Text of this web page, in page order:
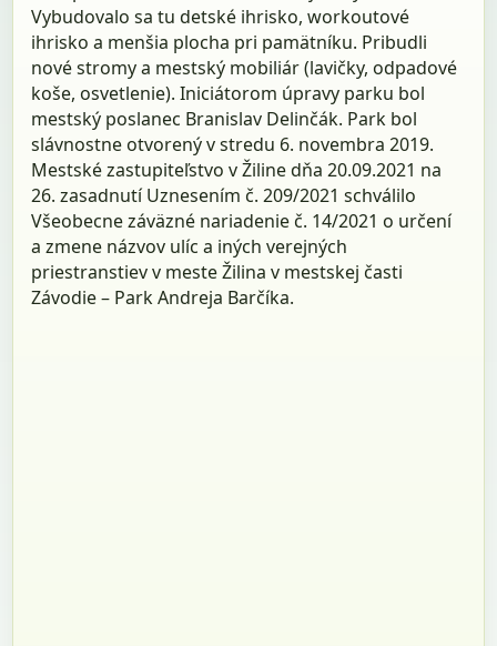
Vybudovalo sa tu detské ihrisko, workoutové
ihrisko a menšia plocha pri pamätníku. Pribudli
nové stromy a mestský mobiliár (lavičky, odpadové
koše, osvetlenie). Iniciátorom úpravy parku bol
mest­ský poslanec Branislav Delinčák. Park bol
slávnostne otvorený v stredu 6. novembra 2019.
Mestské zastupiteľstvo v Žiline dňa 20.09.2021 na
26. zasadnutí Uznesením č. 209/2021 schválilo
Všeobecne záväzné nariadenie č. 14/2021 o určení
a zmene názvov ulíc a iných verejných
priestranstiev v meste Žilina v mestskej časti
Závodie – Park Andreja Barčíka.